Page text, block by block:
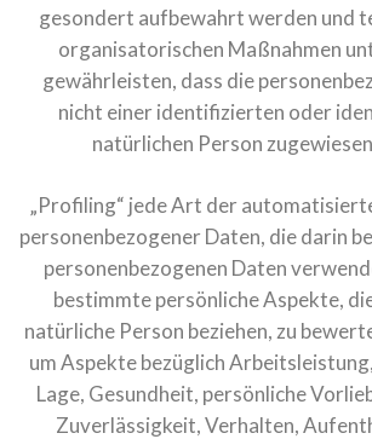
gesondert aufbewahrt werden und
organisatorischen Maßnahmen
gewährleisten, dass die
nicht einer identifizierten oder
natürlichen Person
„Profiling“ jede Art der
personenbezogener Daten, die darin
personenbezogenen Daten
bestimmte persönliche Aspekte,
natürliche Person beziehen, zu
um Aspekte bezüglich
Lage, Gesundheit, persönliche
Zuverlässigkeit, Verhalten,